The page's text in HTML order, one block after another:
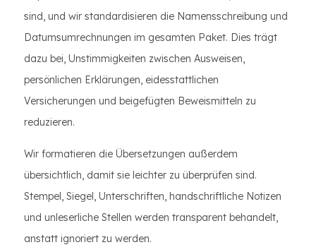
sind, und wir standardisieren die Namensschreibung und
Datumsumrechnungen im gesamten Paket. Dies trägt
dazu bei, Unstimmigkeiten zwischen Ausweisen,
persönlichen Erklärungen, eidesstattlichen
Versicherungen und beigefügten Beweismitteln zu
reduzieren.
Wir formatieren die Übersetzungen außerdem
übersichtlich, damit sie leichter zu überprüfen sind.
Stempel, Siegel, Unterschriften, handschriftliche Notizen
und unleserliche Stellen werden transparent behandelt,
anstatt ignoriert zu werden.